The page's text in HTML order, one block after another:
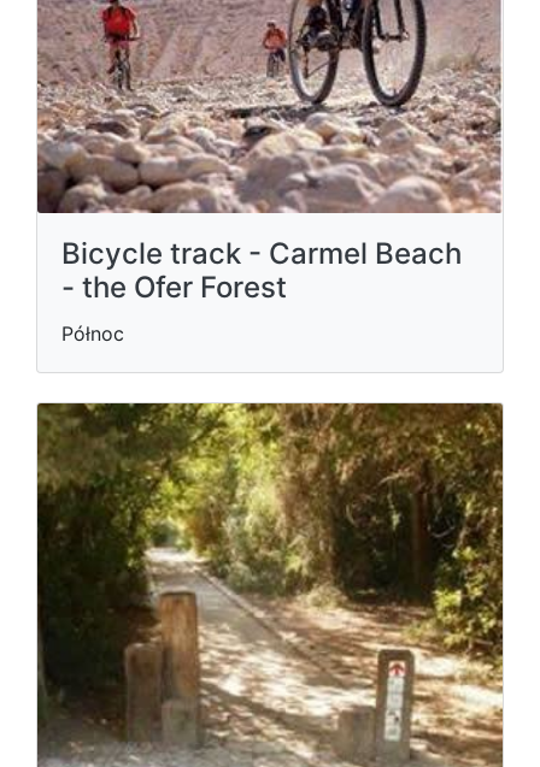
Bicycle track - Carmel Beach
- the Ofer Forest
Północ